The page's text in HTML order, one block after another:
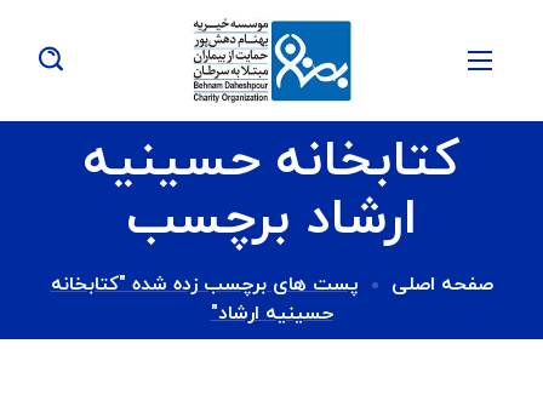
کتابخانه حسینیه
ارشاد برچسب
صفحه اصلی
پست های برچسب زده شده "کتابخانه
حسینیه ارشاد"